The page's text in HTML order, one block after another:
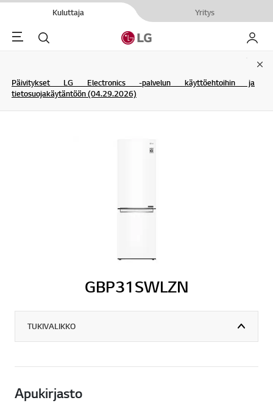
Kuluttaja Yritys
Menu Haku My LG
Päivitykset LG Electronics -palvelun käyttöehtoihin ja
tietosuojakäytäntöön (04.29.2026)
GBP31SWLZN
TUKIVALIKKO
Apukirjasto